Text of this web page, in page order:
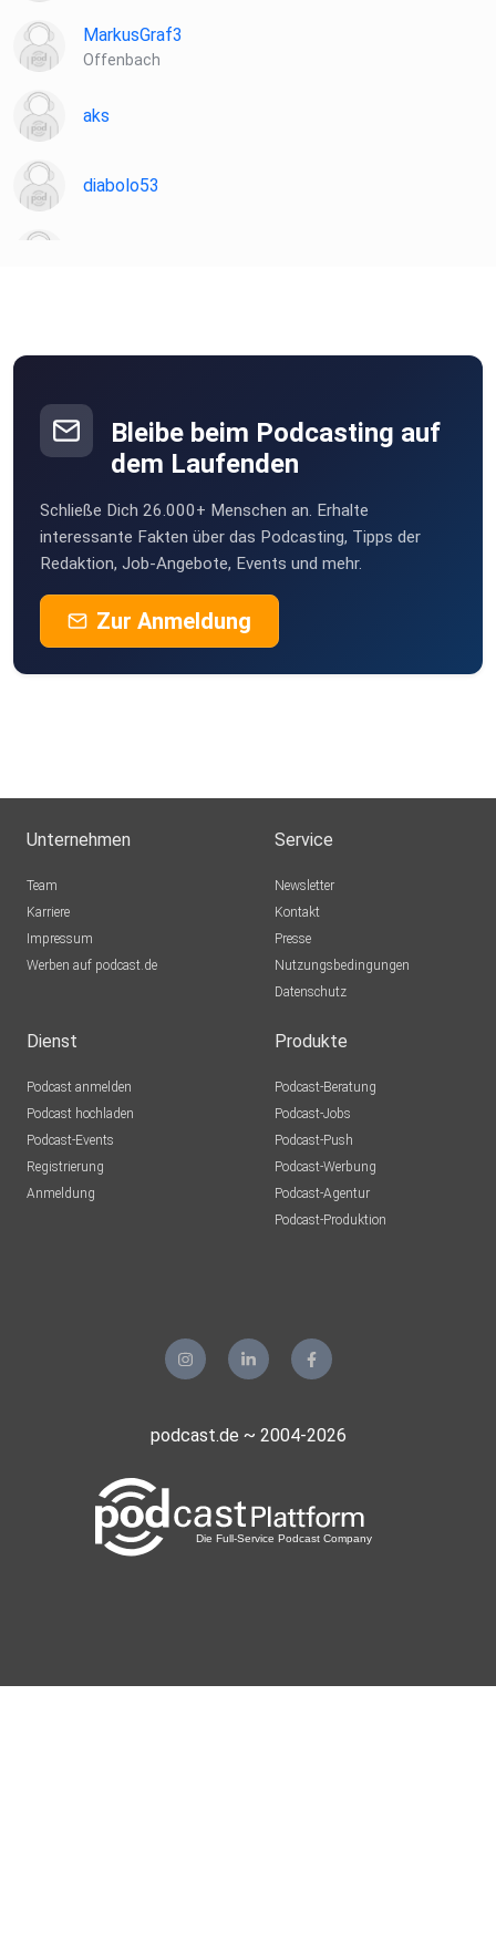
MarkusGraf3
Offenbach
aks
diabolo53
Obernburg am Main
klamakev
ntdeckr
blumig61
puschl2209
Bedeking
sipo
Bleibe beim Podcasting auf
dem Laufenden
Schließe Dich 26.000+ Menschen an. Erhalte
interessante Fakten über das Podcasting, Tipps der
Redaktion, Job-Angebote, Events und mehr.
Zur Anmeldung
Unternehmen
Team
Karriere
Impressum
Werben auf podcast.de
Service
Newsletter
Kontakt
Presse
Nutzungsbedingungen
Datenschutz
Dienst
Podcast anmelden
Podcast hochladen
Podcast-Events
Registrierung
Anmeldung
Produkte
Podcast-Beratung
Podcast-Jobs
Podcast-Push
Podcast-Werbung
Podcast-Agentur
Podcast-Produktion
podcast.de ~ 2004-2026